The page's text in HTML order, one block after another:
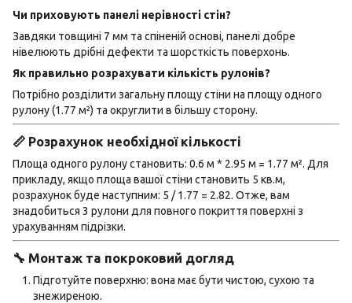
Чи приховують панелі нерівності стін?
Завдяки товщині 7 мм та спіненій основі, панелі добре
нівелюють дрібні дефекти та шорсткість поверхонь.
Як правильно розрахувати кількість рулонів?
Потрібно розділити загальну площу стіни на площу одного
рулону (1.77 м²) та округлити в більшу сторону.
📏 Розрахунок необхідної кількості
Площа одного рулону становить: 0.6 м * 2.95 м = 1.77 м². Для
прикладу, якщо площа вашої стіни становить 5 кв.м,
розрахунок буде наступним: 5 / 1.77 = 2.82. Отже, вам
знадобиться 3 рулони для повного покриття поверхні з
урахуванням підрізки.
🔧 Монтаж та покроковий догляд
Підготуйте поверхню: вона має бути чистою, сухою та
знежиреною.